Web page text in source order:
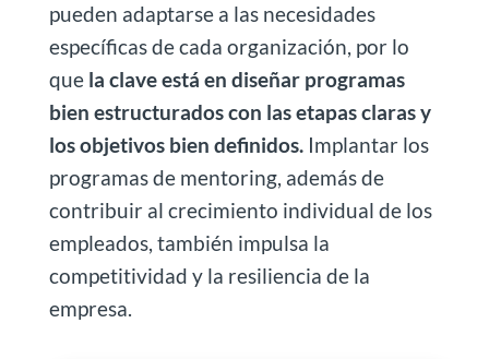
pueden adaptarse a las necesidades
específicas de cada organización, por lo
que la clave está en diseñar programas
bien estructurados con las etapas claras y
los objetivos bien definidos.Implantar los
programas de mentoring, además de
contribuir al crecimiento individual de los
empleados, también impulsa la
competitividad y la resiliencia de la
empresa.